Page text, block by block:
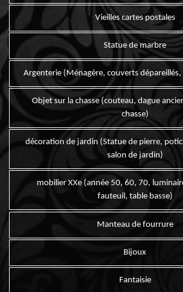
Vieilles cartes postales
Statue de marbre
Argenterie (Ménagère, couverts
Objet sur la chasse (couteau, dague
chasse)
décoration de jardin (Statue de pierre,
salon de jardin)
mobilier XXe (année 50, 60, 70,
fauteuil, table basse)
Manteau de fourrure
Bijoux
Fantaisie